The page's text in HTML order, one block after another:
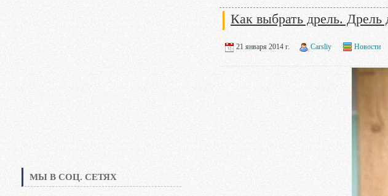
МЫ В СОЦ. СЕТЯХ
Как выбрать дрель. Дрель
21 января 2014 г. Carsliy Новости